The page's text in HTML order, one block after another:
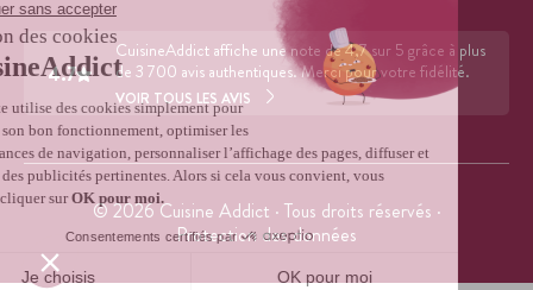
4.7
CuisineAddict affiche une note de 4,7 sur 5 grâce à plus
de 3 700 avis authentiques. Merci pour votre fidélité.
VOIR TOUS LES AVIS
© 2026 Cuisine Addict · Tous droits réservés ·
Protection des données